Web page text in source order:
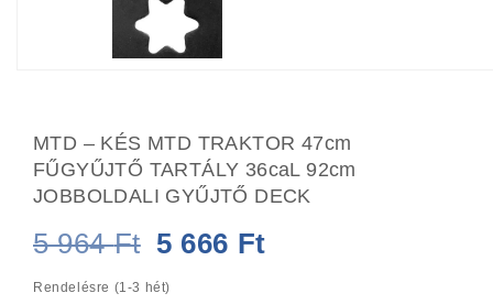
MTD – KÉS MTD TRAKTOR 47cm
FŰGYŰJTŐ TARTÁLY 36caL 92cm
JOBBOLDALI GYŰJTŐ DECK
5 964Ft Original
price
5 666 Ft
Rendelésre (1-3 hét)